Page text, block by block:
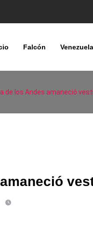
Falcón Venezuela
de los Andes amaneció